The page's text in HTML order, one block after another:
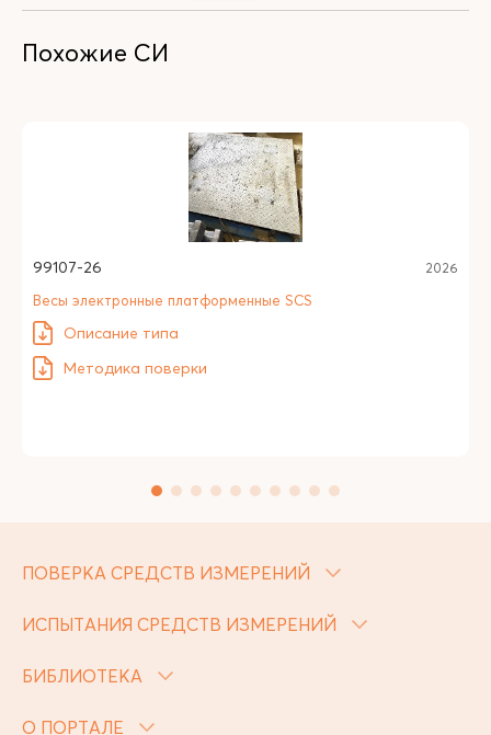
Похожие СИ
99107-26 2026
Весы электронные платформенные SCS
Описание типа
Методика поверки
ПОВЕРКА СРЕДСТВ ИЗМЕРЕНИЙ
ИСПЫТАНИЯ СРЕДСТВ ИЗМЕРЕНИЙ
БИБЛИОТЕКА
О ПОРТАЛЕ